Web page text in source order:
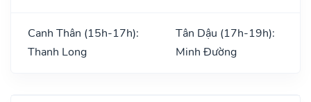
Canh Thân (15h-17h):
Thanh Long
Tân Dậu (17h-19h):
Minh Đường